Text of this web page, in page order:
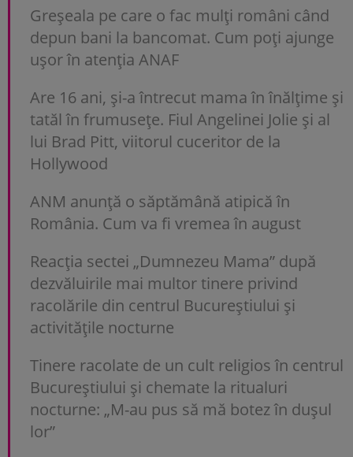
Greșeala pe care o fac mulți români când
depun bani la bancomat. Cum poți ajunge
uşor în atenția ANAF
Are 16 ani, și-a întrecut mama în înălțime și
tatăl în frumusețe. Fiul Angelinei Jolie și al
lui Brad Pitt, viitorul cuceritor de la
Hollywood
ANM anunță o săptămână atipică în
România. Cum va fi vremea în august
Reacția sectei „Dumnezeu Mama” după
dezvăluirile mai multor tinere privind
racolările din centrul Bucureștiului și
activitățile nocturne
Tinere racolate de un cult religios în centrul
Bucureștiului și chemate la ritualuri
nocturne: „M-au pus să mă botez în dușul
lor”